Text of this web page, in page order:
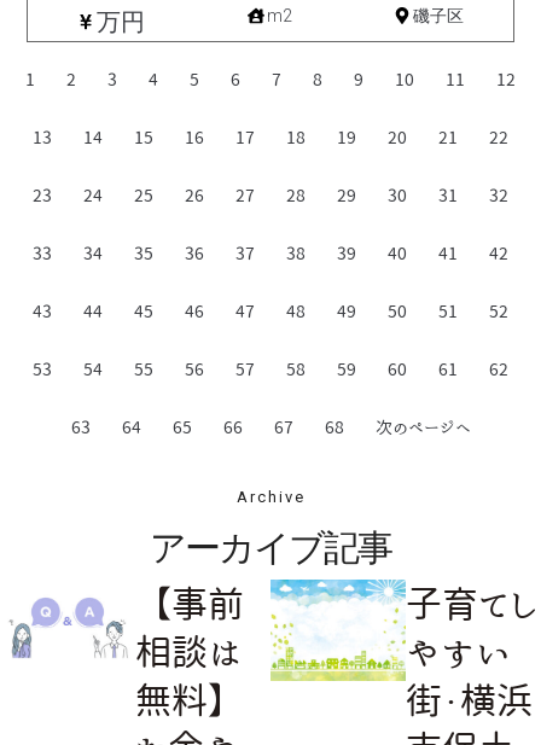
万円 m2 磯子区
1 2 3 4 5 6 7 8 9 10 11 12
13 14 15 16 17 18 19 20 21 22
23 24 25 26 27 28 29 30 31 32
33 34 35 36 37 38 39 40 41 42
43 44 45 46 47 48 49 50 51 52
53 54 55 56 57 58 59 60 61 62
63 64 65 66 67 68 次のページへ
Archive
アーカイブ記事
【事前
相談は
無料】
子育てし
やすい
街・横浜